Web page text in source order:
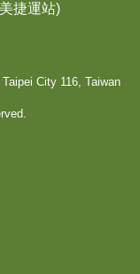
捷運站)
City 116, Taiwan